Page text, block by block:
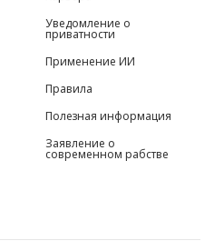
Уведомление о
приватности
Применение ИИ
Правила
Полезная информация
Заявление о
современном рабстве